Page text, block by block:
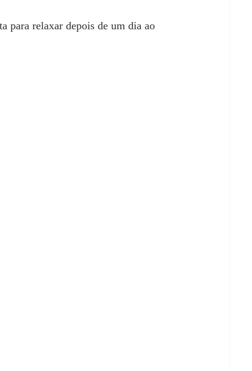
para relaxar depois de um dia ao